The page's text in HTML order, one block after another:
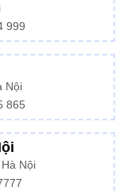
999
Nội
865
Nội